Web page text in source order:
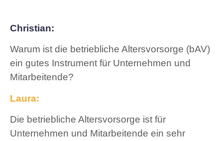
Christian:
Warum ist die betriebliche Altersvorsorge (bAV)
ein gutes Instrument für Unternehmen und
Mitarbeitende?
Laura:
Die betriebliche Altersvorsorge ist für
Unternehmen und Mitarbeitende ein sehr